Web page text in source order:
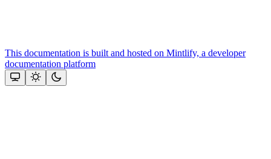
This documentation is built and hosted on Mintlify, a developer
documentation platform